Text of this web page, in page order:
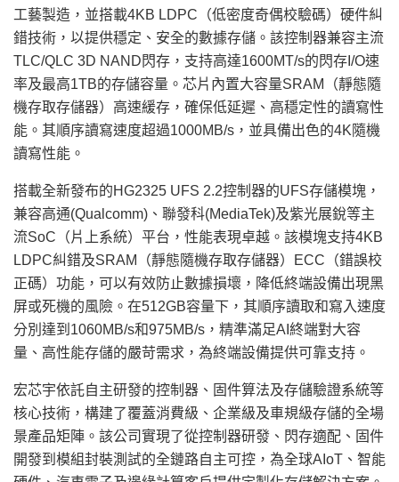
工藝製造，並搭載4KB LDPC（低密度奇偶校驗碼）硬件糾
錯技術，以提供穩定、安全的數據存儲。該控制器兼容主流
TLC/QLC 3D NAND閃存，支持高達1600MT/s的閃存I/O速
率及最高1TB的存儲容量。芯片內置大容量SRAM（靜態隨
機存取存儲器）高速緩存，確保低延遲、高穩定性的讀寫性
能。其順序讀寫速度超過1000MB/s，並具備出色的4K隨機
讀寫性能。
搭載全新發布的HG2325 UFS 2.2控制器的UFS存儲模塊，
兼容高通(Qualcomm)、聯發科(MediaTek)及紫光展銳等主
流SoC（片上系統）平台，性能表現卓越。該模塊支持4KB
LDPC糾錯及SRAM（靜態隨機存取存儲器）ECC（錯誤校
正碼）功能，可以有效防止數據損壞，降低終端設備出現黑
屏或死機的風險。 在512GB容量下，其順序讀取和寫入速度
分別達到1060MB/s和975MB/s ，精準滿足AI終端對大容
量、高性能存儲的嚴苛需求，為終端設備提供可靠支持。
宏芯宇依託自主研發的控制器、固件算法及存儲驗證系統等
核心技術，構建了覆蓋消費級、企業級及車規級存儲的全場
景產品矩陣。該公司實現了從控制器研發、閃存適配、固件
開發到模組封裝測試的全鏈路自主可控，為全球AIoT、智能